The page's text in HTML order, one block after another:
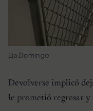
Lia Domingo
Devolverse implicó
le prometió regresar